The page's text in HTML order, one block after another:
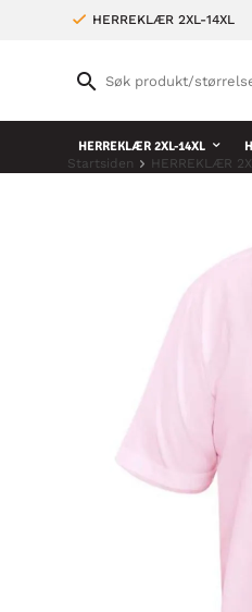
HERREKLÆR 2XL-14XL
HERREKLÆR 2XL-14XL
Startsiden HERREKLÆR